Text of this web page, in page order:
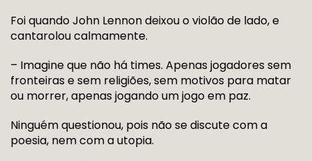
Foi quando John Lennon deixou o violão de lado, e
cantarolou calmamente.
– Imagine que não há times. Apenas jogadores sem
fronteiras e sem religiões, sem motivos para matar
ou morrer, apenas jogando um jogo em paz.
Ninguém questionou, pois não se discute com a
poesia, nem com a utopia.